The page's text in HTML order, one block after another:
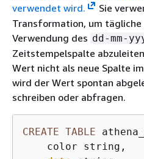
verwendet wird.
Sie
Transformation, um
Verwendung des dd-mm-
Zeitstempelspalte
Wert nicht als neue Spalte
wird der Wert spontan
schreiben oder abfragen.
CREATE TABLE
    color string,